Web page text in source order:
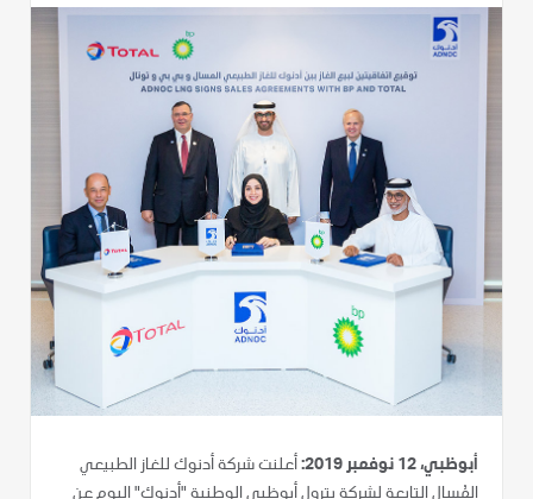
أبوظبي، 12 نوفمبر 2019:
أعلنت شركة أدنوك للغاز الطبيعي
المُسال التابعة لشركة بترول أبوظبي الوطنية "أدنوك" اليوم عن